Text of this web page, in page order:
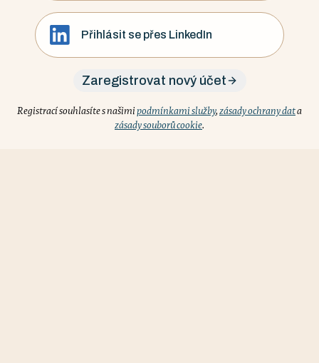
Přihlásit se přes LinkedIn
Zaregistrovat nový účet
Registrací souhlasíte s našimipodmínkami služby,zásady ochrany data
zásady souborů cookie.